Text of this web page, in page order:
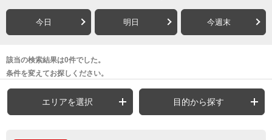
今日 明日 今週末
該当の検索結果は0件でした。
条件を変えてお探しください。
エリアを選択 目的から探す